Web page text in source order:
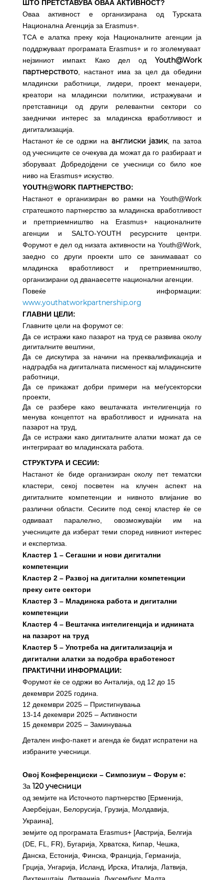
ШТО ПРЕТСТАВУВА ОВАА АКТИВНОСТ?
Оваа активност е организирана од Турската
Национална Агенција за Erasmus+.
TCA е алатка преку која Националните агенции ја
поддржуваат програмата Erasmus+ и го зголемуваат
нејзиниот импакт. Како дел од Youth@Work
партнерството , настанот има за цел да обедини
младински работници, лидери, проект менаџери,
креатори на младински политики, истражувачи и
претставници од други релевантни сектори со
заеднички интерес за младинска вработливост и
дигитализација.
Настанот ќе се одржи на англиски јазик, па затоа
од учесниците се очекува да можат да го разбираат и
зборуваат. Добредојдени се учесници со било кое
ниво на Erasmus+ искуство.
YOUTH@WORK ПАРТНЕРСТВО:
Настанот е организиран во рамки на Youth@Work
стратешкото партнерство за младинска вработливост
и претприемништво на Erasmus+ националните
агенции и SALTO-YOUTH ресурсните центри.
Форумот е дел од низата активности на Youth@Work,
заедно со други проекти што се занимаваат со
младинска вработливост и претприемништво,
организирани од дванаесетте национални агенции
Повеќе информации:
www.youthatworkpartnership.org
ГЛАВНИ ЦЕЛИ:
Главните цели на форумот се:
Да се истражи како пазарот на труд се развива околу
дигиталните вештини,
Да се дискутира за начини на преквалификација и
надградба на дигиталната писменост кај младинските
работници,
Да се прикажат добри примери на меѓусекторски
проекти,
Да се разбере како вештачката интелигенција го
менува концептот на вработливост и иднината на
пазарот на труд,
Да се истражи како дигиталните алатки можат да се
интегрираат во младинската работа.
СТРУКТУРА И СЕСИИ:
Настанот ќе биде организиран околу пет тематски
кластери, секој посветен на клучен аспект на
дигиталните компетенции и нивното влијание во
различни области. Сесиите под секој кластер ќе се
одвиваат паралелно, овозможувајќи им на
учесниците да изберат теми според нивниот интерес
и експертиза.
Кластер 1 – Сегашни и нови дигитални
компетенции
Кластер 2 – Развој на дигитални компетенции
преку сите сектори
Кластер 3 – Младинска работа и дигитални
компетенции
Кластер 4 – Вештачка интелигенција и иднината
на пазарот на труд
Кластер 5 – Употреба на дигитализација и
дигитални алатки за подобра вработеност
ПРАКТИЧНИ ИНФОРМАЦИИ:
Форумот ќе се одржи во Анталија, од 12 до 15
декември 2025 година.
12 декември 2025 – Пристигнувања
13-14 декември 2025 – Активности
15 декември 2025 – Заминувања
Детален инфо-пакет и агенда ќе бидат испратени на
избраните учесници.
Овој Конференциски – Симпозиум – Форум е:
За 120 учесници
од земјите на Источното партнерство [Ерменија,
Азербејџан, Белорусија, Грузија, Молдавија,
Украина],
земјите од програмата Erasmus+ [Австрија, Белгија
(DE, FL, FR), Бугарија, Хрватска, Кипар, Чешка,
Данска, Естонија, Финска, Франција, Германија,
Грција, Унгарија, Исланд, Ирска, Италија, Латвија,